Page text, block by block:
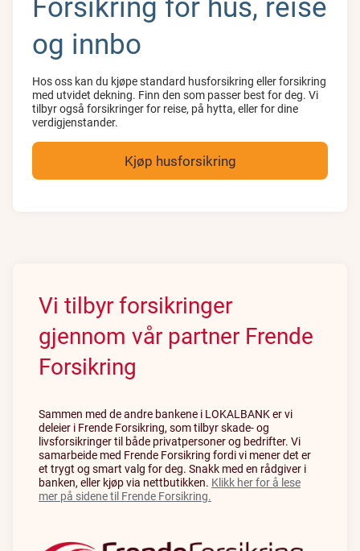
og innbo
Hos oss kan du kjøpe standard husforsikring eller forsikring
med utvidet dekning. Finn den som passer best for deg. Vi
tilbyr også forsikringer for reise, på hytta, eller for dine
verdigjenstander.
Kjøp husforsikring
Vi tilbyr forsikringer
gjennom vår partner Frende
Forsikring
Sammen med de andre bankene i LOKALBANK er vi
deleier i Frende Forsikring, som tilbyr skade- og
livsforsikringer til både privatpersoner og bedrifter. Vi
samarbeide med Frende Forsikring fordi vi mener det er
et trygt og smart valg for deg. Snakk med en rådgiver i
banken, eller kjøp via nettbutikken. Klikk her for å lese
mer på sidene til Frende Forsikring.